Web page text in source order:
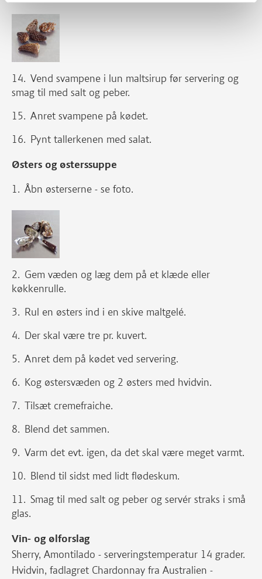
Vend svampene i lun maltsirup før servering og
smag til med salt og peber.
Anret svampene på kødet.
Pynt tallerkenen med salat.
Østers og østerssuppe
Åbn østerserne - se foto.
Gem væden og læg dem på et klæde eller
køkkenrulle.
Rul en østers ind i en skive maltgelé.
Der skal være tre pr. kuvert.
Anret dem på kødet ved servering.
Kog østersvæden og 2 østers med hvidvin.
Tilsæt cremefraiche.
Blend det sammen.
Varm det evt. igen, da det skal være meget varmt.
Blend til sidst med lidt flødeskum.
Smag til med salt og peber og servér straks i små
glas.
Vin- og ølforslag
Sherry, Amontilado - serveringstemperatur 14 grader.
Hvidvin, fadlagret Chardonnay fra Australien -